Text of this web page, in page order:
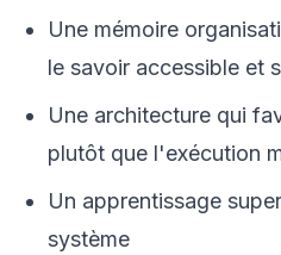
Une mémoire
le savoir accessible et
Une architecture qui
plutôt que l'exécution
Un apprentissage
système